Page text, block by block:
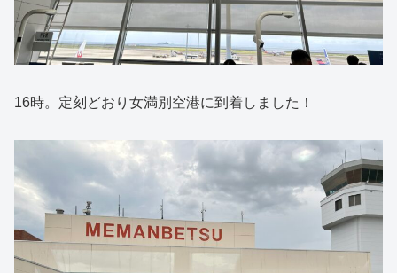
16時。定刻どおり女満別空港に到着しました！